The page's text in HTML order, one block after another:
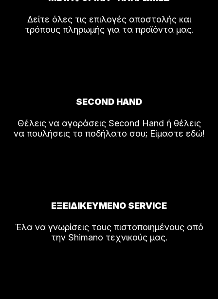
Δείτε όλες τις επιλογές αποστολής και
τρόπους πληρωμής για τα προϊόντα μας.
SECOND HAND
Θέλεις να αγοράσεις Second Hand ή θέλεις
να πουλήσεις το ποδήλατο σου; Είμαστε εδώ!
ΕΞΕΙΔΙΚΕΥΜΕΝΟ SERVICE
Έλα να γνωρίσεις τους πιστοποιημένους από
την Shimano τεχνικούς μας.